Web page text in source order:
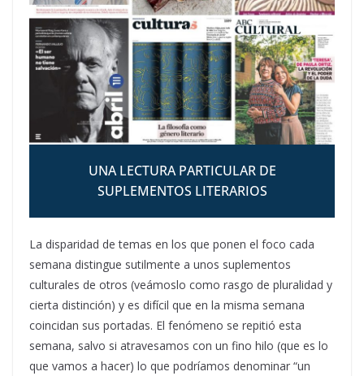
UNA LECTURA PARTICULAR DE
SUPLEMENTOS LITERARIOS
La disparidad de temas en los que ponen el foco cada
semana distingue sutilmente a unos suplementos
culturales de otros (veámoslo como rasgo de pluralidad y
cierta distinción) y es difícil que en la misma semana
coincidan sus portadas. El fenómeno se repitió esta
semana, salvo si atravesamos con un fino hilo (que es lo
que vamos a hacer) lo que podríamos denominar “un